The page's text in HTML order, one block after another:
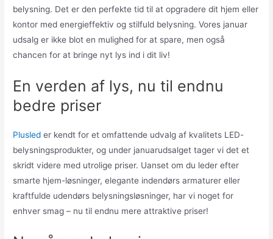
belysning. Det er den perfekte tid til at opgradere dit hjem eller
kontor med energieffektiv og stilfuld belysning. Vores januar
udsalg er ikke blot en mulighed for at spare, men også
chancen for at bringe nyt lys ind i dit liv!
En verden af lys, nu til endnu
bedre priser
Plusled er kendt for et omfattende udvalg af kvalitets LED-
belysningsprodukter, og under januarudsalget tager vi det et
skridt videre med utrolige priser. Uanset om du leder efter
smarte hjem-løsninger, elegante indendørs armaturer eller
kraftfulde udendørs belysningsløsninger, har vi noget for
enhver smag – nu til endnu mere attraktive priser!